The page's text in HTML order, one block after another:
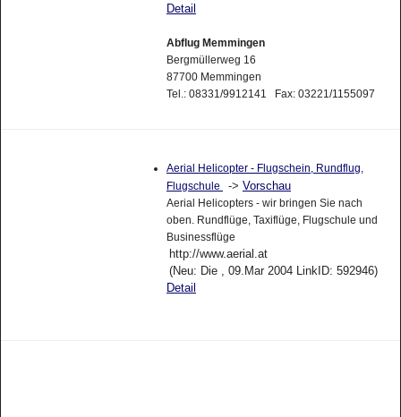
Detail
Abflug Memmingen
Bergmüllerweg 16
87700 Memmingen
Tel.: 08331/9912141 Fax: 03221/1155097
Aerial Helicopter - Flugschein, Rundflug,
Flugschule
-> Vorschau
Aerial Helicopters - wir bringen Sie nach
oben. Rundflüge, Taxiflüge, Flugschule und
Businessflüge
http://www.aerial.at
(Neu: Die , 09.Mar 2004 LinkID: 592946)
Detail